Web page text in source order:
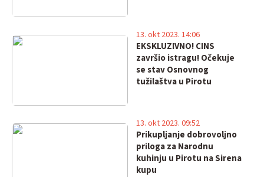
EKSKLUZIVNO! CINS
završio istragu! Očekuje
se stav Osnovnog
tužilaštva u Pirotu
13. okt 2023. 14:06
Prikupljanje dobrovoljno
priloga za Narodnu
kuhinju u Pirotu na Sirena
kupu
13. okt 2023. 09:52